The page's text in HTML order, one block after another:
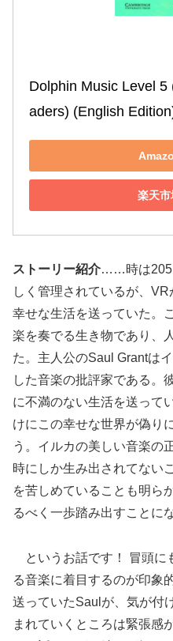
Dolphin Music Level
aders) (English
楽天市
ストーリー紹介……時は
しく管理されているが、
幸せな生活を送っていた。
楽を奏でる生き物であり、
た。主人公のSaul Grantは
した音楽の批評家である。
に不満のない生活を送って
けにこの幸せな世界が偽り
う。イルカの美しい音楽の
時にしか生み出されてない
を苦しめていることも明ら
るべく一歩踏み出すことに
というお話です！ 冒頭に
る音楽に着目するのが印象
送っていたSaulが、気が付
まれていくところは緊張感